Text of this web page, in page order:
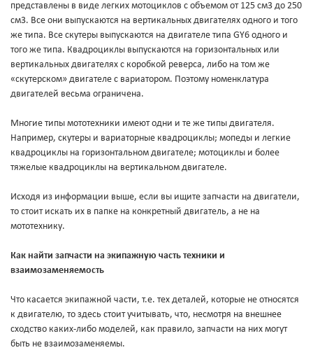
представлены в виде легких мотоциклов с объемом от 125 см3 до 250
см3. Все они выпускаются на вертикальных двигателях одного и того
же типа. Все скутеры выпускаются на двигателе типа GY6 одного и
того же типа. Квадроциклы выпускаются на горизонтальных или
вертикальных двигателях с коробкой реверса, либо на том же
«скутерском» двигателе с вариатором. Поэтому номенклатура
двигателей весьма ограничена.
Многие типы мототехники имеют одни и те же типы двигателя.
Например, скутеры и вариаторные квадроциклы; мопеды и легкие
квадроциклы на горизонтальном двигателе; мотоциклы и более
тяжелые квадроциклы на вертикальном двигателе.
Исходя из информации выше, если вы ищите запчасти на двигатели,
то стоит искать их в папке на конкретный двигатель, а не на
мототехнику.
Как найти запчасти на экипажную часть техники и
взаимозаменяемость
Что касается экипажной части, т.е. тех деталей, которые не относятся
к двигателю, то здесь стоит учитывать, что, несмотря на внешнее
сходство каких-либо моделей, как правило, запчасти на них могут
быть не взаимозаменяемы.